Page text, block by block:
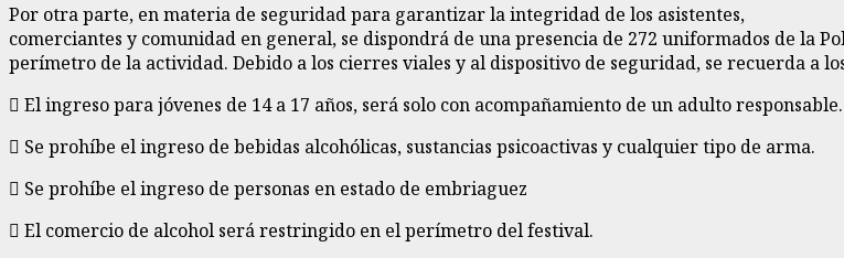
Por otra parte, en materia de seguridad para garantizar la integridad de los asistentes,
comerciantes y comunidad en general, se dispondrá de una presencia de 272 uniformados de la
perímetro de la actividad. Debido a los cierres viales y al dispositivo de seguridad, se recuerda a
 El ingreso para jóvenes de 14 a 17 años, será solo con acompañamiento de un adulto responsable.
 Se prohíbe el ingreso de bebidas alcohólicas, sustancias psicoactivas y cualquier tipo de arma.
 Se prohíbe el ingreso de personas en estado de embriaguez
 El comercio de alcohol será restringido en el perímetro del festival.